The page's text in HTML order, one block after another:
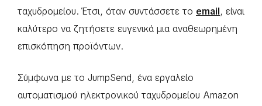
ταχυδρομείου. Έτσι, όταν συντάσσετε το email, είναι
καλύτερο να ζητήσετε ευγενικά μια αναθεωρημένη
επισκόπηση προϊόντων.
Σύμφωνα με το JumpSend, ένα εργαλείο
αυτοματισμού ηλεκτρονικού ταχυδρομείου Amazon